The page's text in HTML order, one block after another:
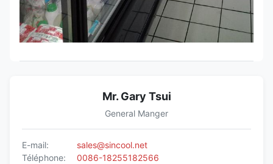
Mr. Gary Tsui
General Manger
E-mail:
sales@sincool.net
Téléphone:
0086-18255182566